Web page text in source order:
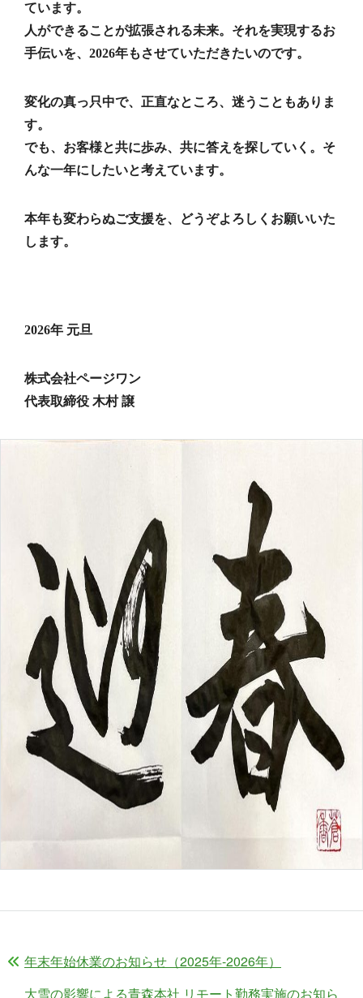
ています。
人ができることが拡張される未来。それを実現するお
手伝いを、2026年もさせていただきたいのです。
変化の真っ只中で、正直なところ、迷うこともありま
す。
でも、お客様と共に歩み、共に答えを探していく。そ
んな一年にしたいと考えています。
本年も変わらぬご支援を、どうぞよろしくお願いいた
します。
2026年 元旦
株式会社ページワン
代表取締役 木村 譲
年末年始休業のお知らせ（2025年-2026年）
大雪の影響による青森本社 リモート勤務実施のお知ら